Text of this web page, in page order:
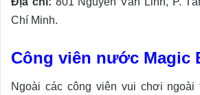
Chí Minh.
Công viên nước Magic
Ngoài các công viên vui chơi